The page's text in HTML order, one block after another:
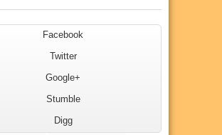
Facebook
Twitter
Google+
Stumble
Digg